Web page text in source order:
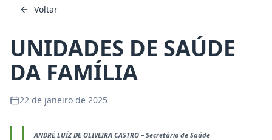
Voltar
UNIDADES DE SAÚDE
DA FAMÍLIA
22 de janeiro de 2025
ANDRÉ LUÍZ DE OLIVEIRA CASTRO – Secretário de Saúde